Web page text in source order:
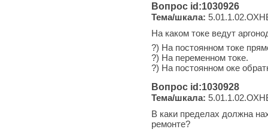
Вопрос id:1030926
Тема/шкала:
На каком токе ведут
?) На постоянном токе
?) На переменном токе.
?) На постоянном оке
Вопрос id:1030928
Тема/шкала:
В каки пределах должна
ремонте?